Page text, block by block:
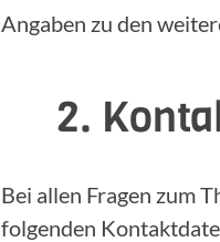
Angaben zu den
2.
Bei allen Fragen zum
folgenden